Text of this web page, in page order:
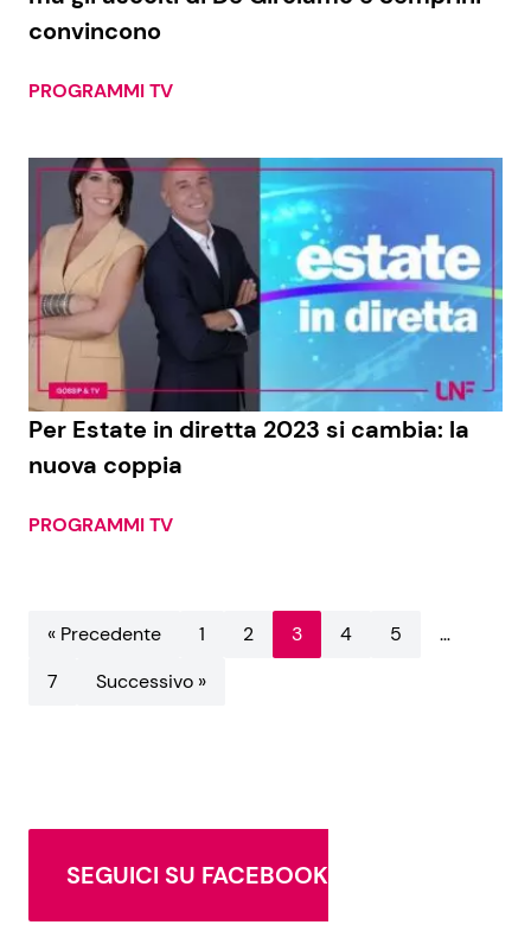
convincono
PROGRAMMI TV
Per Estate in diretta 2023 si cambia: la
nuova coppia
PROGRAMMI TV
« Precedente 1 2 3 4 5
…
7
Successivo »
SEGUICI SU FACEBOOK